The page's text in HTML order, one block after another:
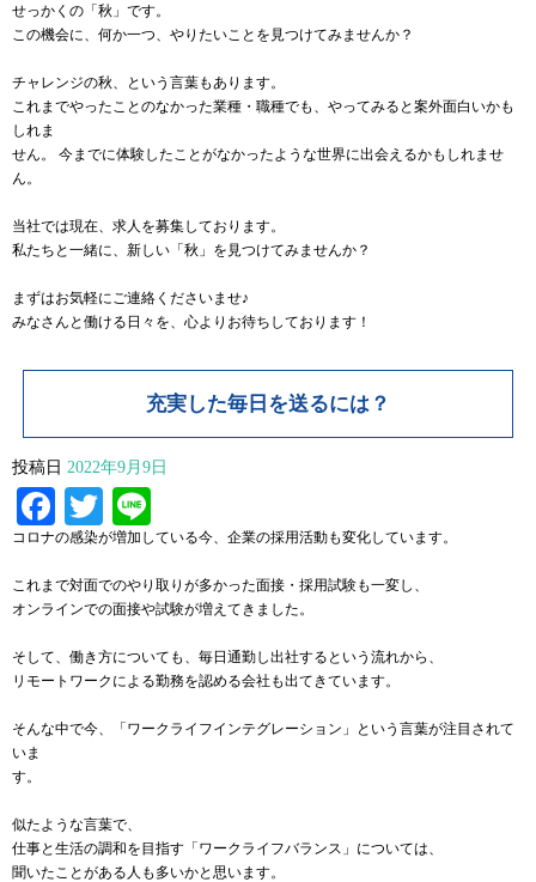
せっかくの「秋」です。
この機会に、何か一つ、やりたいことを見つけてみませんか？
チャレンジの秋、という言葉もあります。
これまでやったことのなかった業種・職種でも、やってみると案外面白いかも
しれま
せん。 今までに体験したことがなかったような世界に出会えるかもしれませ
ん。
当社では現在、求人を募集しております。
私たちと一緒に、新しい「秋」を見つけてみませんか？
まずはお気軽にご連絡くださいませ♪
みなさんと働ける日々を、心よりお待ちしております！
充実した毎日を送るには？
投稿日 2022年9月9日
Facebook
Twitter
コロナの感染が増加している今、企業の採用活動も変化しています。
これまで対面でのやり取りが多かった面接・採用試験も一変し、
オンラインでの面接や試験が増えてきました。
そして、働き方についても、毎日通勤し出社するという流れから、
リモートワークによる勤務を認める会社も出てきています。
そんな中で今、「ワークライフインテグレーション」という言葉が注目されて
いま
す。
似たような言葉で、
仕事と生活の調和を目指す「ワークライフバランス」については、
聞いたことがある人も多いかと思います。